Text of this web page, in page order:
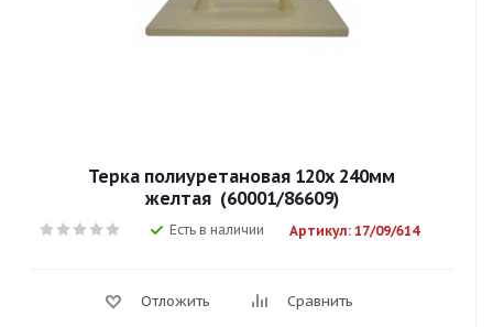
Терка полиуретановая 120х 240мм
желтая (60001/86609)
Есть в наличии Артикул: 17/09/614
Отложить Сравнить